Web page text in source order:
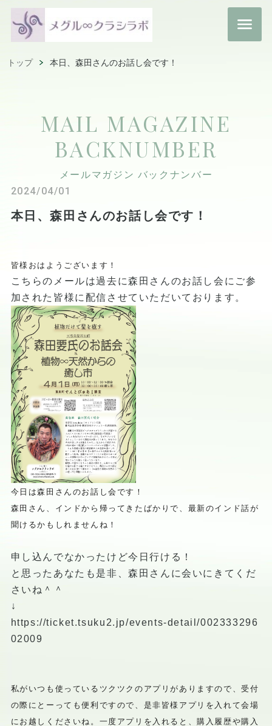
トップ 本日、森田さんのお話し会です！
MAIL MAGAZINE
BACKNUMBER
メールマガジン バックナンバー
2024/04/01
本日、森田さんのお話し会です！
皆様おはようございます！
こちらのメールは過去に森田さんのお話し会にご参
加された皆様に配信させていただいております。
今日は森田さんのお話し会です！
森田さん、インドから帰ってきたばかりで、 最新のインド話が
聞けるかもしれませんね！
申し込んでなかったけど今日行ける！
と思ったあなたも是非、森田さんに会いにきてくだ
さいね＾＾
↓
https://ticket.tsuku2.jp/events-detail/002333296
02009
私がいつも使っているツクツクのアプリがありますので、受付
の際にとーっても便利ですので、 是非皆様アプリを入れて会場
にお越しくださいね。 一度アプリを入れると、購入履歴や購入